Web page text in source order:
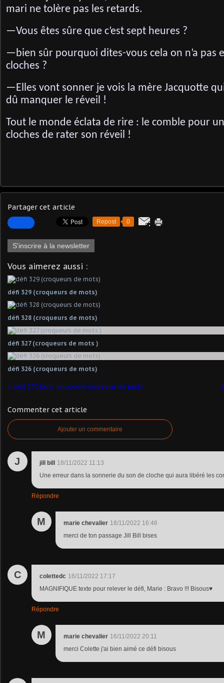
mari ne tolère pas les retards.
—Vous êtes sûre que c’est sept heures ?
—bien sûr pourquoi dites-vous cela on n’a pas
cloches ?
—Elles vont sonner je vois la mère Jacquotte
dû manquer le réveil !
Tout le monde éclata de rire : le comble pour
cloches de rater son réveil !
Partager cet article
Repost 0
S'inscrire à la newsletter
Vous aimerez aussi :
défi 329 (croqueurs de mots)
défi 328 (croqueurs de mots)
défi 327 (croqueurs de mots )
défi 326 (croqueurs de mots)
défi 270 jeudi en poèsie croqueurs de mots
Commenter cet article
Ajouter un commentaire
J jill bill 18/11/2022 11:13
Une erreur dans la sonnerie du son de cloche qui aura libéré les
Répondre
M marie chevalier 18/11/2022 16:46
merci de ton passage Jill Bill bises
C colettedc 16/11/2022 17:17
MAGNIFIQUE texte pour relever le défi, Marie : Bravo !!! Bisous♥
Répondre
M marie chevalier 16/11/2022 20:11
merci Colette j'ai bien aimé ce défi bisous